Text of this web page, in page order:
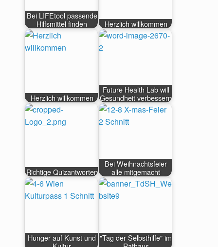
Bei LIFEtool passende
Hilfsmittel finden
Herzlich willkommen
Herzlich willkommen
Future Health Lab will
Gesundheit verbessern
Richtige Quizantworten
Bei Weihnachtsfeier
alle mitgemacht
Hunger auf Kunst und "Tag der Selbsthilfe" im